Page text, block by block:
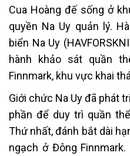
Cua Hoàng đế sống ở
quyền Na Uy quản lý.
biển Na Uy
hành khảo sát quần
Finnmark, khu vực khai
Giới chức Na Uy đã phát
phần để duy trì quần
Thứ nhất, đánh bắt dài
ngạch ở Đông